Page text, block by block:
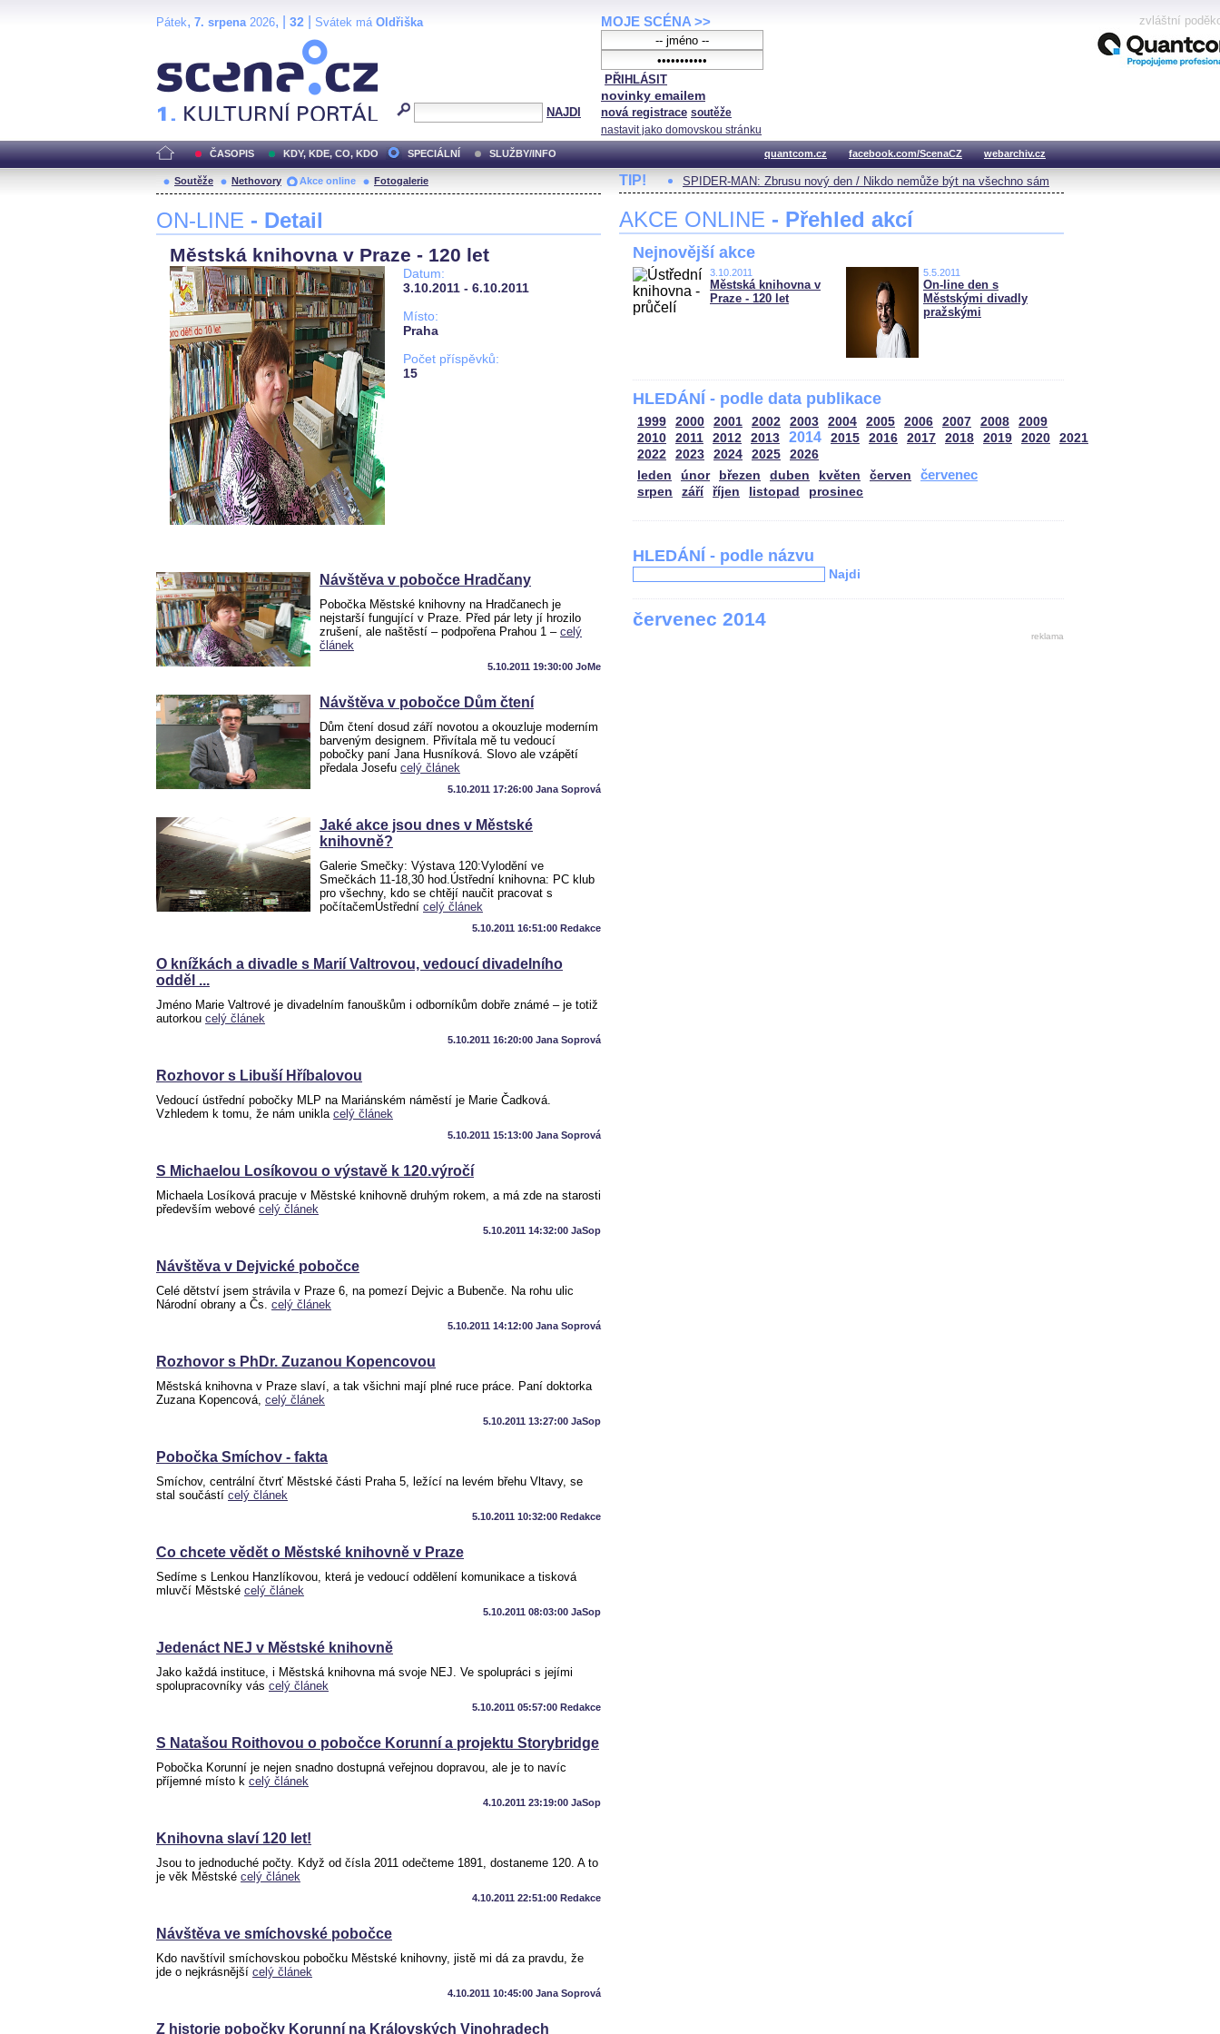
Pátek, 7. srpena2026, | 32 Svátek má Oldřiška
NAJDI
MOJE SCÉNA >>
PŘIHLÁSIT
novinky emailem
nová registrace soutěže
nastavit jako domovskou stránku
zvláštní
ČASOPIS KDY, KDE, CO, KDO SPECIÁLNÍ SLUŽBY/INFO quantcom.cz facebook.com/ScenaCZ webarchiv.cz
Soutěže Nethovory Akce online Fotogalerie
ON-LINE - Detail
Městská knihovna v Praze - 120 let
Datum:
3.10.2011 - 6.10.2011
Místo:
Praha
Počet příspěvků:
15
Návštěva v pobočce Hradčany
Pobočka Městské knihovny na Hradčanech je
nejstarší fungující v Praze. Před pár lety jí hrozilo
zrušení, ale naštěstí – podpořena Prahou 1 – celý
článek
5.10.2011 19:30:00 JoMe
Návštěva v pobočce Dům čtení
Dům čtení dosud září novotou a okouzluje moderním
barveným designem. Přivítala mě tu vedoucí
pobočky paní Jana Husníková. Slovo ale vzápětí
předala Josefu celý článek
5.10.2011 17:26:00 Jana Soprová
Jaké akce jsou dnes v Městské
knihovně?
Galerie Smečky: Výstava 120:Vylodění ve
Smečkách 11-18,30 hod.Ústřední knihovna: PC klub
pro všechny, kdo se chtějí naučit pracovat s
počítačemÚstřední celý článek
5.10.2011 16:51:00 Redakce
O knížkách a divadle s Marií Valtrovou, vedoucí divadelního
odděl ...
Jméno Marie Valtrové je divadelním fanouškům i odborníkům dobře známé – je totiž
autorkou celý článek
5.10.2011 16:20:00 Jana Soprová
Rozhovor s Libuší Hříbalovou
Vedoucí ústřední pobočky MLP na Mariánském náměstí je Marie Čadková.
Vzhledem k tomu, že nám unikla celý článek
5.10.2011 15:13:00 Jana Soprová
S Michaelou Losíkovou o výstavě k 120.výročí
Michaela Losíková pracuje v Městské knihovně druhým rokem, a má zde na starosti
především webové celý článek
5.10.2011 14:32:00 JaSop
Návštěva v Dejvické pobočce
Celé dětství jsem strávila v Praze 6, na pomezí Dejvic a Bubenče. Na rohu ulic
Národní obrany a Čs. celý článek
5.10.2011 14:12:00 Jana Soprová
Rozhovor s PhDr. Zuzanou Kopencovou
Městská knihovna v Praze slaví, a tak všichni mají plné ruce práce. Paní doktorka
Zuzana Kopencová, celý článek
5.10.2011 13:27:00 JaSop
Pobočka Smíchov - fakta
Smíchov, centrální čtvrť Městské části Praha 5, ležící na levém břehu Vltavy, se
stal součástí celý článek
5.10.2011 10:32:00 Redakce
Co chcete vědět o Městské knihovně v Praze
Sedíme s Lenkou Hanzlíkovou, která je vedoucí oddělení komunikace a tisková
mluvčí Městské celý článek
5.10.2011 08:03:00 JaSop
Jedenáct NEJ v Městské knihovně
Jako každá instituce, i Městská knihovna má svoje NEJ. Ve spolupráci s jejími
spolupracovníky vás celý článek
5.10.2011 05:57:00 Redakce
S Natašou Roithovou o pobočce Korunní a projektu Storybridge
Pobočka Korunní je nejen snadno dostupná veřejnou dopravou, ale je to navíc
příjemné místo k celý článek
4.10.2011 23:19:00 JaSop
Knihovna slaví 120 let!
Jsou to jednoduché počty. Když od čísla 2011 odečteme 1891, dostaneme 120. A to
je věk Městské celý článek
4.10.2011 22:51:00 Redakce
Návštěva ve smíchovské pobočce
Kdo navštívil smíchovskou pobočku Městské knihovny, jistě mi dá za pravdu, že
jde o nejkrásnější celý článek
4.10.2011 10:45:00 Jana Soprová
Z historie pobočky Korunní na Královských Vinohradech
TIP! SPIDER-MAN: Zbrusu nový den / Nikdo nemůže být na všechno sám
AKCE ONLINE - Přehled akcí
Nejnovější akce
3.10.2011
Městská knihovna v
Praze - 120 let
5.5.2011
On-line den s
Městskými divadly
pražskými
HLEDÁNÍ - podle data publikace
1999 2000 2001 2002 2003 2004 2005 2006 2007 2008
2009
2010
2011 2012 2013 2014 2015 2016 2017 2018 2019 2020
2021
2022
2023 2024 2025
2026
leden
únor březen duben květen červen červenec
srpen září říjen listopad prosinec
HLEDÁNÍ - podle názvu
Najdi
červenec 2014
reklama